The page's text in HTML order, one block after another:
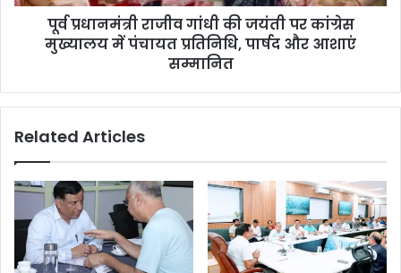
पूर्व प्रधानमंत्री राजीव गांधी की जयंती पर कांग्रेस
मुख्यालय में पंचायत प्रतिनिधि, पार्षद और आशाएं
सम्मानित
Related Articles